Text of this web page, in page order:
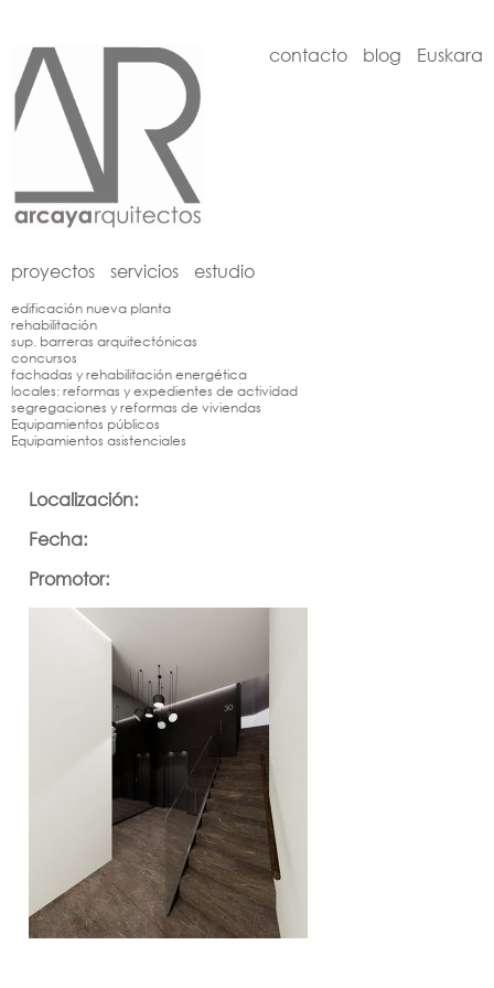
contacto blog Euskara
proyectos servicios estudio
edificación nueva planta
rehabilitación
sup. barreras arquitectónicas
concursos
fachadas y rehabilitación energética
locales: reformas y expedientes de actividad
segregaciones y reformas de viviendas
Equipamientos públicos
Equipamientos asistenciales
Localización:
Fecha:
Promotor: